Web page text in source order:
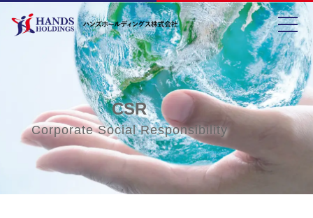
CSR
Corporate Social Responsibility